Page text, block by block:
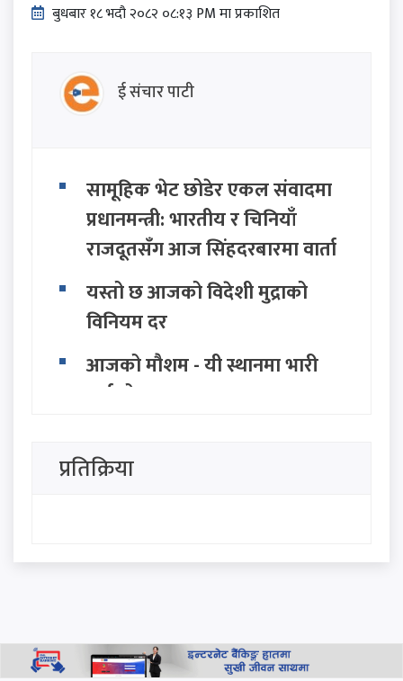
बुधबार १८ भदौ २०८२ ०८:१३ PM मा प्रकाशित
ई संचार पाटी
सामूहिक भेट छोडेर एकल संवादमा
प्रधानमन्त्री: भारतीय र चिनियाँ
राजदूतसँग आज सिंहदरबारमा वार्ता
यस्तो छ आजको विदेशी मुद्राको
विनियम दर
आजको मौशम - यी स्थानमा भारी
वर्षाको सम्भावना
पशुपतिनाथमा भक्तजनको ओइरो,
साउन २५ गते सोमबार, हेर्नुहोस
थप हेर्नुहोस
प्रतिक्रिया